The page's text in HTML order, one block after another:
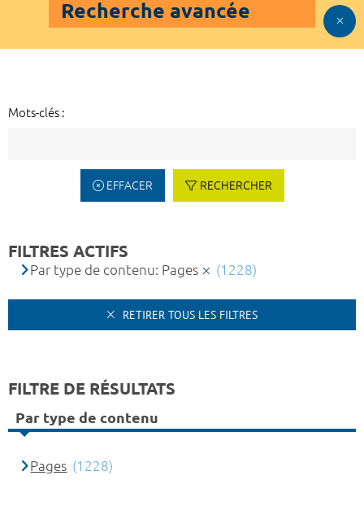
Recherche avancée
Mots-clés :
EFFACER RECHERCHER
FILTRES ACTIFS
Par type de contenu: Pages (1228)
RETIRER TOUS LES FILTRES
FILTRE DE RÉSULTATS
Par type de contenu
Pages (1228)